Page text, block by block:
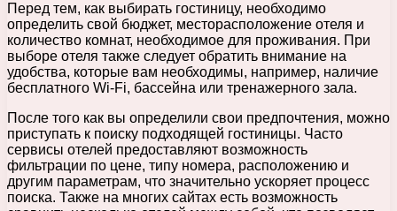
Перед тем, как выбирать гостиницу, необходимо
определить свой бюджет, месторасположение отеля и
количество комнат, необходимое для проживания. При
выборе отеля также следует обратить внимание на
удобства, которые вам необходимы, например, наличие
бесплатного Wi-Fi, бассейна или тренажерного зала.
После того как вы определили свои предпочтения, можно
приступать к поиску подходящей гостиницы. Часто
сервисы отелей предоставляют возможность
фильтрации по цене, типу номера, расположению и
другим параметрам, что значительно ускоряет процесс
поиска. Также на многих сайтах есть возможность